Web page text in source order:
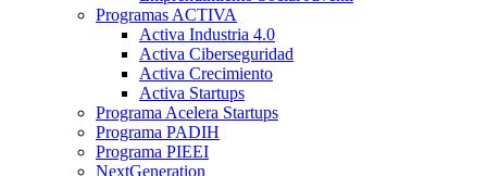
Programas ACTIVA
Activa Industria 4.0
Activa Ciberseguridad
Activa Crecimiento
Activa Startups
Programa Acelera Startups
Programa PADIH
Programa PIEEI
NextGeneration